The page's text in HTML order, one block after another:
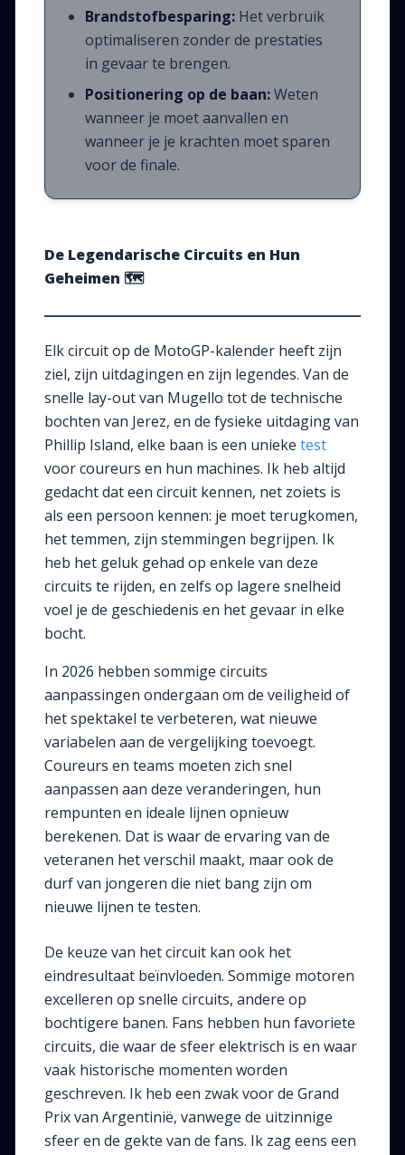
Brandstofbesparing: Het verbruik
optimaliseren zonder de prestaties
in gevaar te brengen.
Positionering op de baan:Weten
wanneer je moet aanvallen en
wanneer je je krachten moet sparen
voor de finale.
De Legendarische Circuits en Hun
Geheimen 🗺️
Elk circuit op de MotoGP-kalender heeft zijn
ziel, zijn uitdagingen en zijn legendes. Van de
snelle lay-out van Mugello tot de technische
bochten van Jerez, en de fysieke uitdaging van
Phillip Island, elke baan is een unieke test
voor coureurs en hun machines. Ik heb altijd
gedacht dat een circuit kennen, net zoiets is
als een persoon kennen: je moet terugkomen,
het temmen, zijn stemmingen begrijpen. Ik
heb het geluk gehad op enkele van deze
circuits te rijden, en zelfs op lagere snelheid
voel je de geschiedenis en het gevaar in elke
bocht.
In 2026 hebben sommige circuits
aanpassingen ondergaan om de veiligheid of
het spektakel te verbeteren, wat nieuwe
variabelen aan de vergelijking toevoegt.
Coureurs en teams moeten zich snel
aanpassen aan deze veranderingen, hun
rempunten en ideale lijnen opnieuw
berekenen. Dat is waar de ervaring van de
veteranen het verschil maakt, maar ook de
durf van jongeren die niet bang zijn om
nieuwe lijnen te testen.
De keuze van het circuit kan ook het
eindresultaat beïnvloeden. Sommige motoren
excelleren op snelle circuits, andere op
bochtigere banen. Fans hebben hun favoriete
circuits, die waar de sfeer elektrisch is en waar
vaak historische momenten worden
geschreven. Ik heb een zwak voor de Grand
Prix van Argentinië, vanwege de uitzinnige
sfeer en de gekte van de fans. Ik zag eens een